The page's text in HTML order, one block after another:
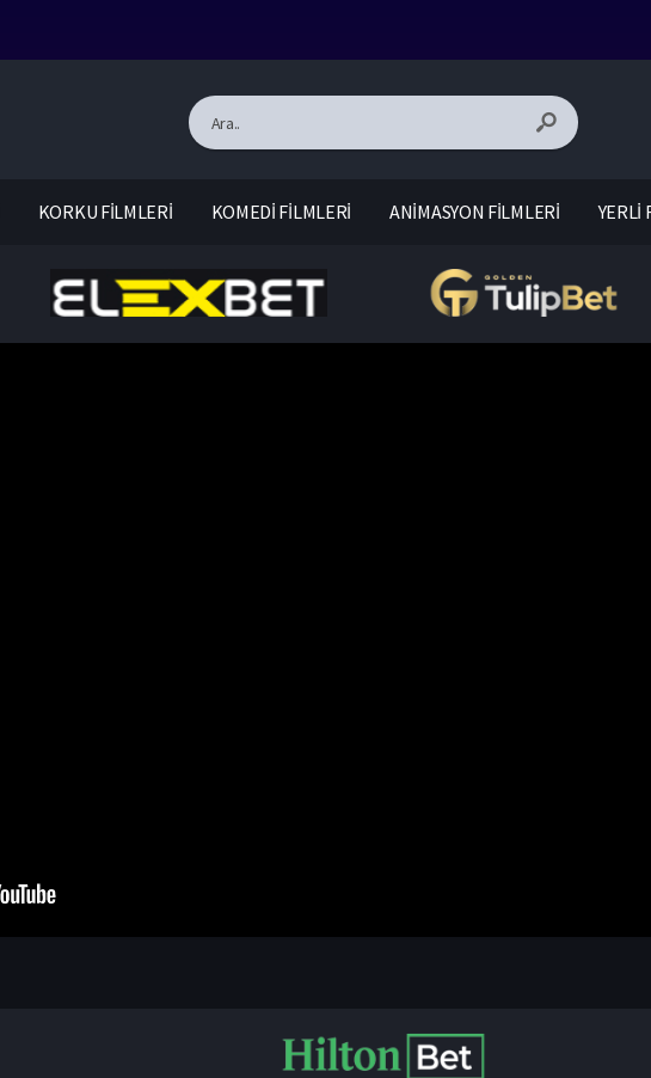
KORKU FİLMLERİ KOMEDİ FİLMLERİ ANİMASYON FİLMLERİ YERLİ